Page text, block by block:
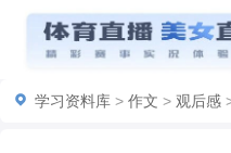
学习资料库 > 作文 > 观后感